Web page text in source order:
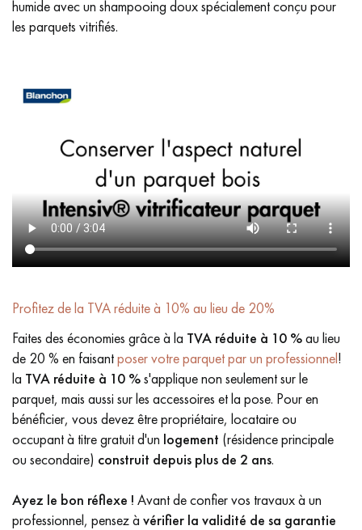
humide avec un shampooing doux spécialement conçu pour
les parquets vitrifiés.
Profitez de la TVA réduite à 10% au lieu de 20%
Faites des économies grâce à la TVA réduite à 10 %au lieu
de 20 % en faisantposer votre parquet par un professionnel!
la TVA réduite à 10 %s'applique non seulement sur le
parquet, mais aussi sur les accessoires et la pose. Pour en
bénéficier, vous devez être propriétaire, locataire ou
occupant à titre gratuit d'un logement (résidence principale
ou secondaire) construit depuis plus de 2 ans.
Ayez le bon réflexe ! Avant de confier vos travaux à un
professionnel, pensez à vérifier la validité de sa garantie